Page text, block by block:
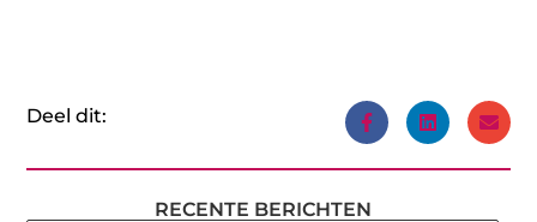
Deel dit:
RECENTE BERICHTEN